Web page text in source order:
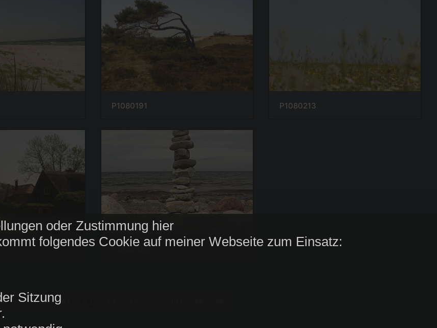
oder Zustimmung hier
folgendes Cookie auf meiner Webseite zum Einsatz:
Sitzung
P1080191 P1080213
P1080369
1 ... 40